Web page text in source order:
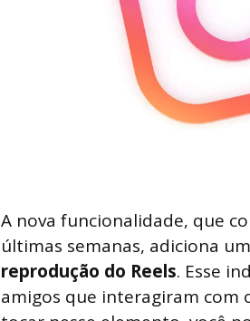
A nova funcionalidade, que
últimas semanas, adiciona um
reprodução do Reels. Esse
amigos que interagiram com